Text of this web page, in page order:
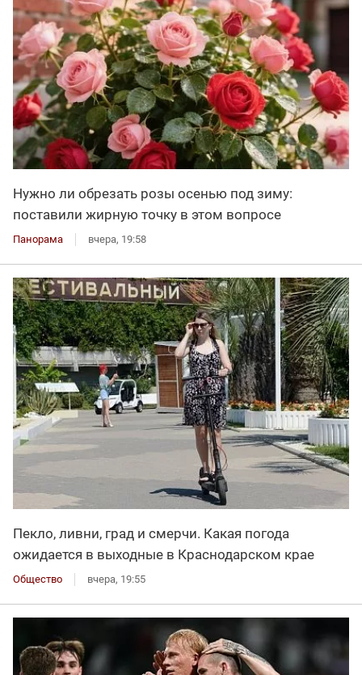
Нужно ли обрезать розы осенью под зиму:
поставили жирную точку в этом вопросе
Панорама вчера, 19:58
Пекло, ливни, град и смерчи. Какая погода
ожидается в выходные в Краснодарском крае
Общество вчера, 19:55